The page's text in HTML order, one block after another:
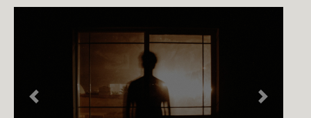
NOTÍCIAS
Previous Next